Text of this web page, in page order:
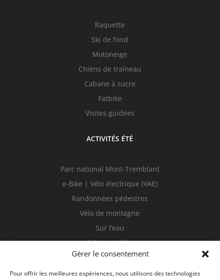
Gérer le consentement
Pour offrir les meilleures expériences, nous utilisons des technologies
Raquette
Ski de fond
Motoneige
Chiens de traîneau
Cabane à sucre
Fatbike
Visites guidées
ACTIVITÉS ÉTÉ
Parc national Mont-Tremblant
e-Bike | Vélo électrique (VAE)
Randonnées pédestres
Vélo de montagne
Sur l’eau
Visites guidées